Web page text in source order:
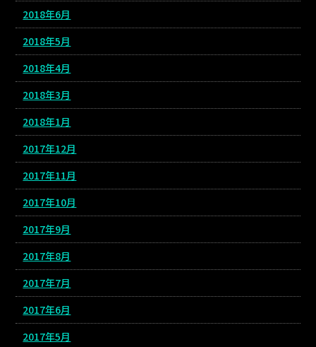
2018年6月
2018年5月
2018年4月
2018年3月
2018年1月
2017年12月
2017年11月
2017年10月
2017年9月
2017年8月
2017年7月
2017年6月
2017年5月